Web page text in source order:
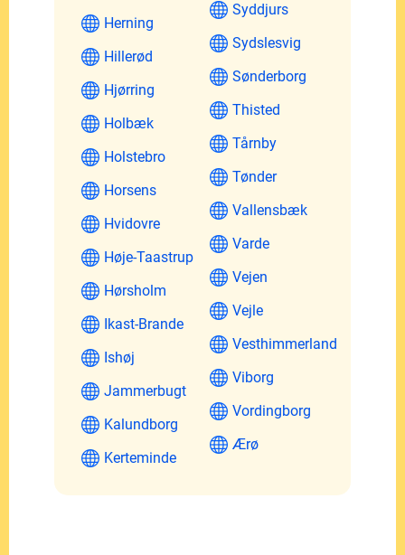
Herning
Hillerød
Hjørring
Holbæk
Holstebro
Horsens
Hvidovre
Høje-Taastrup
Hørsholm
Ikast-Brande
Ishøj
Jammerbugt
Kalundborg
Kerteminde
Syddjurs
Sydslesvig
Sønderborg
Thisted
Tårnby
Tønder
Vallensbæk
Varde
Vejen
Vejle
Vesthimmerland
Viborg
Vordingborg
Ærø